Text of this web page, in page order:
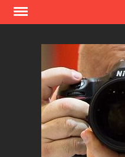
Skip